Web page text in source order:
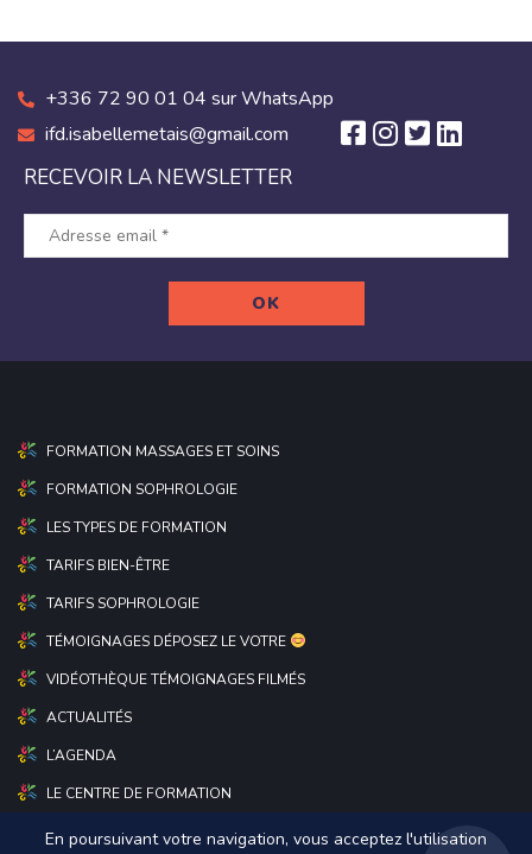
+336 72 90 01 04 sur WhatsApp
ifd.isabellemetais@gmail.com
RECEVOIR LA NEWSLETTER
FORMATION MASSAGES ET SOINS
FORMATION SOPHROLOGIE
LES TYPES DE FORMATION
TARIFS BIEN-ÊTRE
TARIFS SOPHROLOGIE
TÉMOIGNAGES DÉPOSEZ LE VOTRE
VIDÉOTHÈQUE TÉMOIGNAGES FILMÉS
ACTUALITÉS
L’AGENDA
LE CENTRE DE FORMATION
En poursuivant votre navigation, vous acceptez l'utilisation